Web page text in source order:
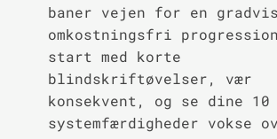
baner vejen for en
omkostningsfri
start med korte
blindskriftøvelser, vær
konsekvent, og se dine
systemfærdigheder vokse